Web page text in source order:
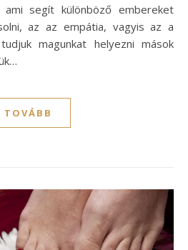
segít különböző embereket
az az empátia, vagyis az a
magunkat helyezni mások
TOVÁBB